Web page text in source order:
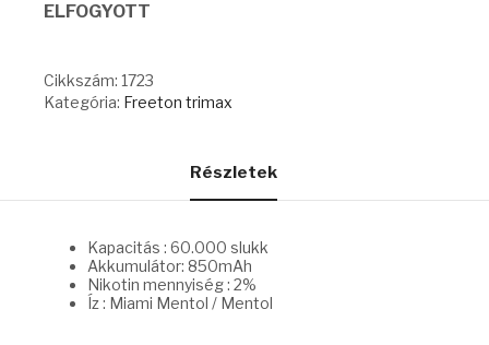
ELFOGYOTT
Cikkszám: 1723
Kategória: Freeton trimax
Részletek
Kapacitás : 60.000 slukk
Akkumulátor: 850mAh
Nikotin mennyiség : 2%
Íz : Miami Mentol / Mentol